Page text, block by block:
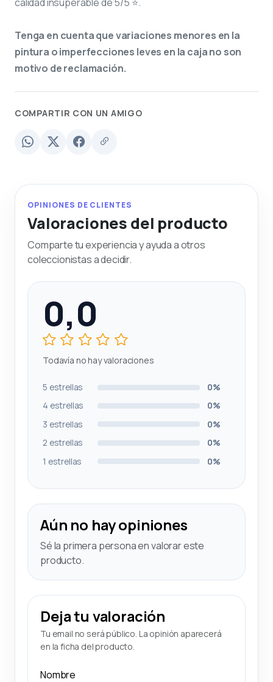
Tenga en cuenta que variaciones menores en la
pintura o imperfecciones leves en la caja no son
motivo de reclamación.
COMPARTIR CON UN AMIGO
OPINIONES DE CLIENTES
Valoraciones del producto
Comparte tu experiencia y ayuda a otros
coleccionistas a decidir.
0,0
Todavía no hay valoraciones
5 estrellas
0%
4 estrellas
0%
3 estrellas
0%
2 estrellas
0%
1 estrellas
0%
Aún no hay opiniones
Sé la primera persona en valorar este
producto.
Deja tu valoración
Tu email no será público. La opinión aparecerá
en la ficha del producto.
Nombre